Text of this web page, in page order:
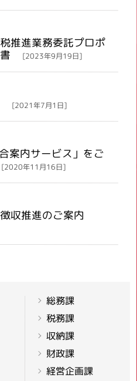
推進業務委託プロポ
[2023年9月19日]
[2021年7月1日]
案内サービス」をご
[2020年11月16日]
収推進のご案内
総務課
税務課
収納課
財政課
経営企画課